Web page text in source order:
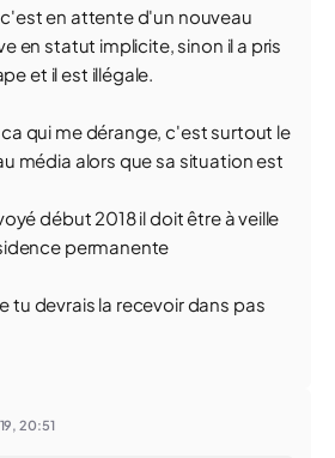
c'est en attente d'un nouveau
en statut implicite, sinon il a pris
et il est illégale.
qui me dérange, c'est surtout le
média alors que sa situation est
début 2018 il doit être à veille
permanente
tu devrais la recevoir dans pas
20:51